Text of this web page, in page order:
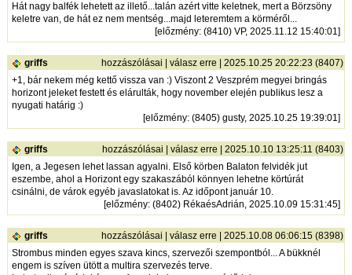
Hát nagy balfék lehetett az illető...talán azért vitte keletnek, mert a Börzsöny
keletre van, de hát ez nem mentség...majd leteremtem a körméről...
[előzmény: (8410) VP, 2025.11.12 15:40:01]
griffs hozzászólásai |válasz erre | 2025.10.25 20:22:23 (8407)
+1, bár nekem még kettő vissza van :) Viszont 2 Veszprém megyei bringás
horizont jeleket festett és elárulták, hogy november elején publikus lesz a
nyugati határig :)
[előzmény: (8405) gusty, 2025.10.25 19:39:01]
griffs hozzászólásai |válasz erre | 2025.10.10 13:25:11 (8403)
Igen, a Jegesen lehet lassan agyalni. Első körben Balaton felvidék jut
eszembe, ahol a Horizont egy szakaszából könnyen lehetne körtúrát
csinálni, de várok egyéb javaslatokat is. Az időpont január 10.
[előzmény: (8402) RékaésAdrián, 2025.10.09 15:31:45]
griffs hozzászólásai |válasz erre | 2025.10.08 06:06:15 (8398)
Strombus minden egyes szava kincs, szervezői szempontból... A bükknél
engem is szíven ütött a multira szervezés terve.